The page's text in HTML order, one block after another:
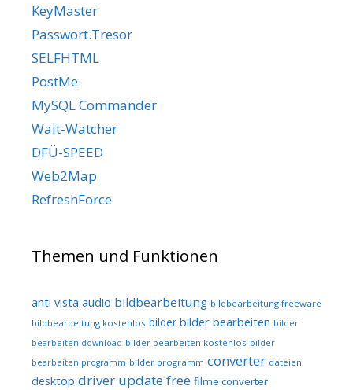
KeyMaster
Passwort.Tresor
SELFHTML
PostMe
MySQL Commander
Wait-Watcher
DFÜ-SPEED
Web2Map
RefreshForce
Themen und Funktionen
anti vista audio bildbearbeitung bildbearbeitung freeware
bildbearbeitung kostenlos bilder bilder bearbeiten bilder
bearbeiten download bilder bearbeiten kostenlos bilder
bearbeiten programm bilder programm converter dateien
desktop driver update free filme converter